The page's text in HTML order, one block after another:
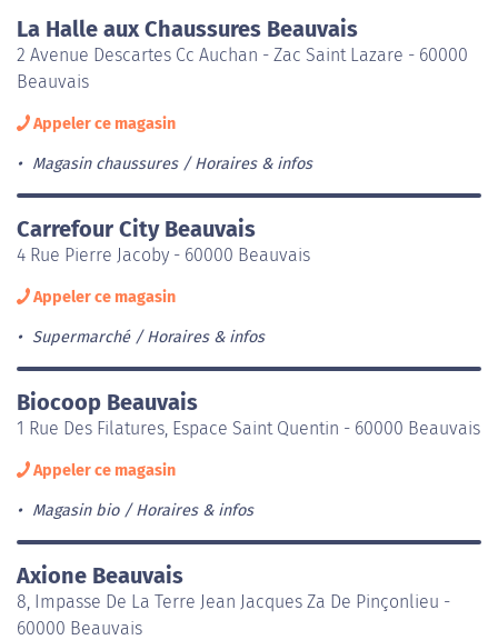
La Halle aux Chaussures Beauvais
2 Avenue Descartes Cc Auchan - Zac Saint Lazare - 60000
Beauvais
Appeler ce magasin
Magasin chaussures Horaires & infos
Carrefour City Beauvais
4 Rue Pierre Jacoby - 60000 Beauvais
Appeler ce magasin
Supermarché Horaires & infos
Biocoop Beauvais
1 Rue Des Filatures, Espace Saint Quentin - 60000 Beauvais
Appeler ce magasin
Magasin bio Horaires & infos
Axione Beauvais
8, Impasse De La Terre Jean Jacques Za De Pinçonlieu -
60000 Beauvais